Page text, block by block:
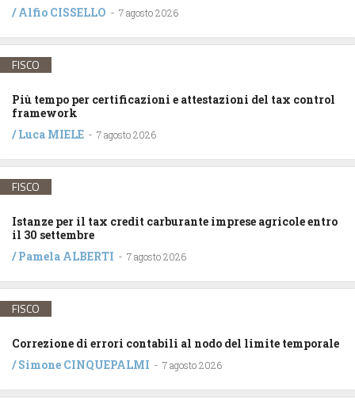
/Alfio CISSELLO - 7 agosto 2026
FISCO
Più tempo per certificazioni e attestazioni del tax control
framework
/Luca MIELE - 7 agosto 2026
FISCO
Istanze per il tax credit carburante imprese agricole entro
il 30 settembre
/Pamela ALBERTI - 7 agosto 2026
FISCO
Correzione di errori contabili al nodo del limite temporale
/Simone CINQUEPALMI - 7 agosto 2026